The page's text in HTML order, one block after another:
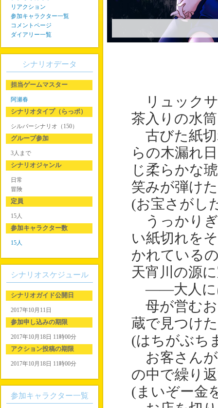
リュックサ
茶入りの水
古びた紙切
らの木漏れ
じ柔らかな
笑みが弾け
(お宝さがし
うっかりぎ
い紙切れを
かれている
天宵川の源
――大人に
母が営むお
蔵で見つけ
(はちがぶち
お客さんが
の中で繰り
(まいぞー金
リアクション
参加キャラクター一覧
コメントページ
ダイアリー一覧
シナリオデータ
担当ゲームマスター
阿瀬春
シナリオタイプ（らっポ）
シルバーシナリオ（150）
グループ参加
3人まで
シナリオジャンル
日常
冒険
定員
15人
参加キャラクター数
15人
シナリオスケジュール
シナリオガイド公開日
2017年10月11日
参加申し込みの期限
2017年10月18日 11時00分
アクション投稿の期限
2017年10月18日 11時00分
参加キャラクター一覧